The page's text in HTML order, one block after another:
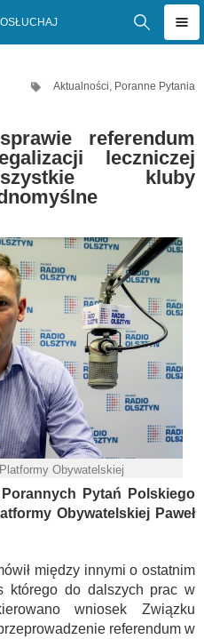
Aktualności, Poranne Pytania
referendum
leczniczej
kluby
Obywatelskiej
Pytań Polskiego
Obywatelskiej Paweł
między innymi o ostatnim
którego do dalszych prac w
wniosek Związku
referendum w